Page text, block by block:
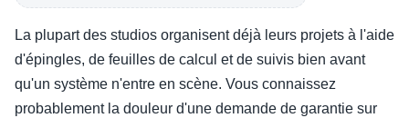
La plupart des studios organisent déjà leurs projets à l'aide
d'épingles, de feuilles de calcul et de suivis bien avant
qu'un système n'entre en scène. Vous connaissez
probablement la douleur d'une demande de garantie sur